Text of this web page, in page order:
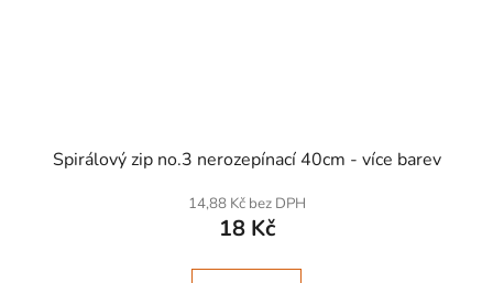
Spirálový zip no.3 nerozepínací 40cm - více barev
14,88 Kč bez DPH
18 Kč